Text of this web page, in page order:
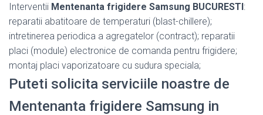
Interventii Mentenanta frigidere Samsung BUCURESTI:
reparatii abatitoare de temperaturi (blast-chillere);
intretinerea periodica a agregatelor (contract); reparatii
placi (module) electronice de comanda pentru frigidere;
montaj placi vaporizatoare cu sudura speciala;
Puteti solicita serviciile noastre de
Mentenanta frigidere Samsung in